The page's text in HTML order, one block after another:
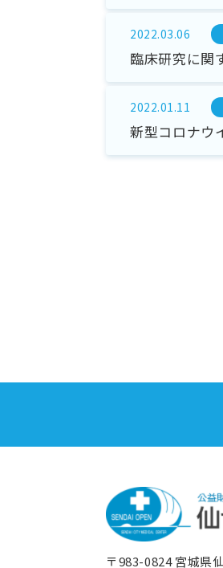
2022.03.06
臨床研究に関
2022.01.11
新型コロナウ
〒983-0824宮城県